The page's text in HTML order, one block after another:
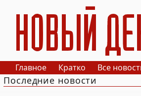
РИА Новый День
Главное Кратко Все
Последние новости